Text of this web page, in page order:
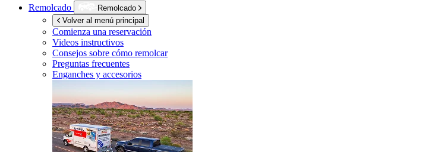
Remolcado
Remolcado
Volver al menú principal
Comienza una reservación
Videos instructivos
Consejos sobre cómo remolcar
Preguntas frecuentes
Enganches y accesorios